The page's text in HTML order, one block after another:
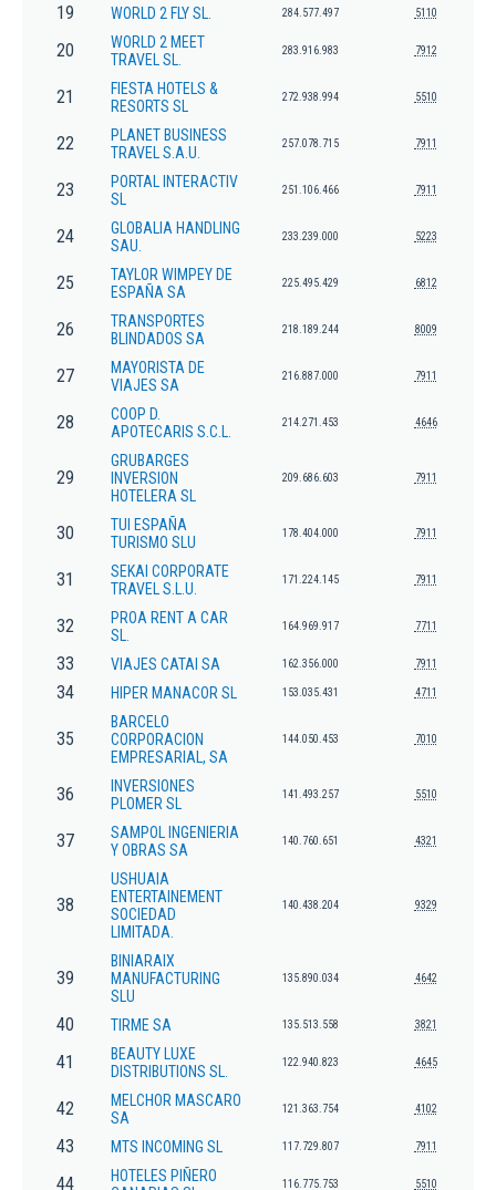
19 WORLD 2 FLY SL. 284.577.497 5110
20
WORLD 2 MEET
TRAVEL SL.
283.916.983 7912
21
FIESTA HOTELS &
RESORTS SL
272.938.994 5510
22
PLANET BUSINESS
TRAVEL S.A.U.
257.078.715 7911
23
PORTAL INTERACTIV
SL
251.106.466 7911
24
GLOBALIA HANDLING
SAU.
233.239.000 5223
25
TAYLOR WIMPEY DE
ESPAÑA SA
225.495.429 6812
26
TRANSPORTES
BLINDADOS SA
218.189.244 8009
27
MAYORISTA DE
VIAJES SA
216.887.000 7911
28
COOP D.
APOTECARIS S.C.L.
214.271.453 4646
29
GRUBARGES
INVERSION
HOTELERA SL
209.686.603 7911
30
TUI ESPAÑA
TURISMO SLU
178.404.000 7911
31
SEKAI CORPORATE
TRAVEL S.L.U.
171.224.145 7911
32
PROA RENT A CAR
SL.
164.969.917 7711
33 VIAJES CATAI SA 162.356.000 7911
34 HIPER MANACOR SL 153.035.431 4711
35
BARCELO
CORPORACION
EMPRESARIAL, SA
144.050.453 7010
36
INVERSIONES
PLOMER SL
141.493.257 5510
37
SAMPOL INGENIERIA
Y OBRAS SA
140.760.651 4321
38
USHUAIA
ENTERTAINEMENT
SOCIEDAD
LIMITADA.
140.438.204 9329
39
BINIARAIX
MANUFACTURING
SLU
135.890.034 4642
40 TIRME SA 135.513.558 3821
41
BEAUTY LUXE
DISTRIBUTIONS SL.
122.940.823 4645
42
MELCHOR MASCARO
SA
121.363.754 4102
43 MTS INCOMING SL 117.729.807 7911
44
HOTELES PIÑERO
116.775.753 5510